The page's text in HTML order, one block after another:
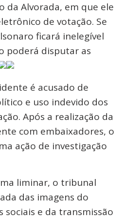
da Alvorada, em que ele
de votação. Se
ficará inelegível
poderá disputar as
é acusado de
e uso indevido dos
Após a realização da
com embaixadores, o
ação de investigação
liminar, o tribunal
das imagens do
sociais e da transmissão